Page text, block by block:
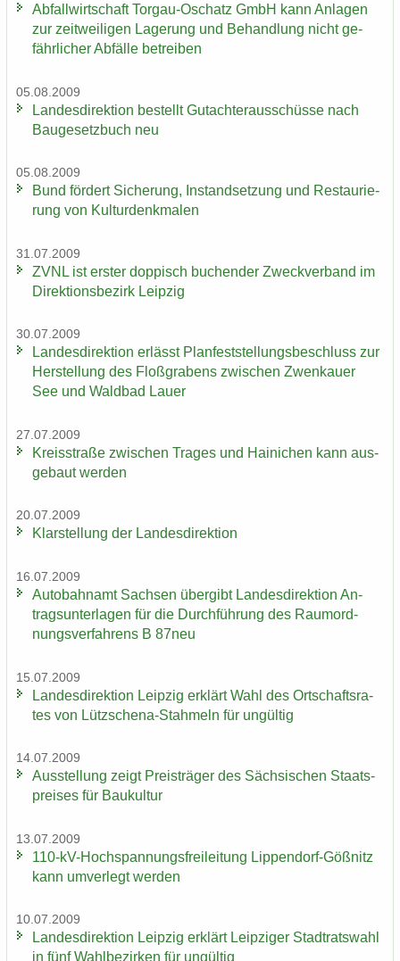
Ab­fall­wirt­schaft Torgau-​Oschatz GmbH kann An­la­gen
zur zeit­wei­li­gen La­ge­rung und Be­hand­lung nicht ge­
fähr­li­cher Ab­fäl­le be­trei­ben
05.08.2009
Lan­des­di­rek­ti­on be­stellt Gut­ach­ter­aus­schüs­se nach
Bau­ge­setz­buch neu
05.08.2009
Bund för­dert Si­che­rung, In­stand­set­zung und Re­stau­rie­
rung von Kul­tur­denk­ma­len
31.07.2009
ZVNL ist ers­ter dop­pisch bu­chen­der Zweck­ver­band im
Di­rek­ti­ons­be­zirk Leip­zig
30.07.2009
Lan­des­di­rek­ti­on er­lässt Plan­fest­stel­lungs­be­schluss zur
Her­stel­lung des Floß­gra­bens zwi­schen Zwenkau­er
See und Wald­bad Lauer
27.07.2009
Kreis­stra­ße zwi­schen Tra­ges und Hai­ni­chen kann aus­
ge­baut wer­den
20.07.2009
Klar­stel­lung der Lan­des­di­rek­ti­on
16.07.2009
Au­to­bahn­amt Sach­sen über­gibt Lan­des­di­rek­ti­on An­
trags­un­ter­la­gen für die Durch­füh­rung des Raum­ord­
nungs­ver­fah­rens B 87neu
15.07.2009
Lan­des­di­rek­ti­on Leip­zig er­klärt Wahl des Ort­schafts­ra­
tes von Lützschena-​Stahmeln für un­gül­tig
14.07.2009
Aus­stel­lung zeigt Preis­trä­ger des Säch­si­schen Staats­
prei­ses für Bau­kul­tur
13.07.2009
110-​kV-Hochspannungsfreileitung Lippendorf-​Gößnitz
kann um­ver­legt wer­den
10.07.2009
Lan­des­di­rek­ti­on Leip­zig er­klärt Leip­zi­ger Stadt­rats­wahl
in fünf Wahl­be­zir­ken für un­gül­tig